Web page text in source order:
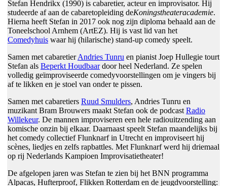
Stefan Hendrikx (1990) is cabaretier, acteur en improvisator. Hij
studeerde af aan de cabaretopleiding deKoningstheateracademie.
Hierna heeft Stefan in 2017 ook nog zijn diploma behaald aan de
Toneelschool Arnhem (ArtEZ). Hij is vast lid van het
Comedyhuis waar hij (hilarische) stand-up comedy speelt.
Samen met cabaretierAndries Tunru en pianist Joep Hullegie tourt
Stefan als Beperkt Houdbaardoor heel Nederland. Ze spelen
volledig geïmproviseerde comedyvoorstellingen om je vingers bij
af te likken en je stoel van onder te pissen.
Samen met cabaretiers Ruud Smulders, Andries Tunru en
muzikant Bram Brouwers maakt Stefan ook de podcastRadio
Willekeur. De mannen improviseren een hele radiouitzending aan
komische onzin bij elkaar. Daarnaast speelt Stefan maandelijks bij
het comedy collectief Flunknarf in Utrecht en improviseert hij
scènes, liedjes en zelfs rapbattles. Met Flunknarf werd hij driemaal
op rij Nederlands Kampioen Improvisatietheater!
De afgelopen jaren was Stefan te zien bij het BNN programma
Alpacas, Hufterproof, Flikken Rotterdam en de jeugdvoorstelling: